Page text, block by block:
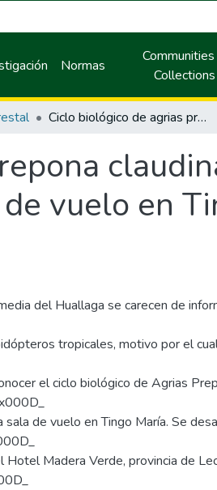
Normas
Collections
Ciclo biológico de agrias prepona claudina lugens (staudinger, 1886) en sala de vuelo en Tingo María, Huánuco, Perú
vuelo en
del Huallaga se carecen de
tropicales, motivo por el
el ciclo biológico de Agrias
sala de vuelo en Tingo María. Se
Hotel Madera Verde, provincia de